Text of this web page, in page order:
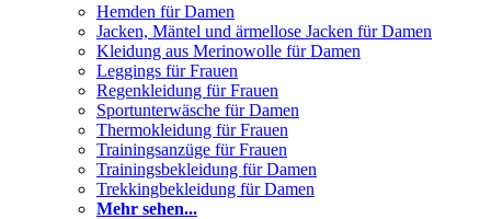
Hemden für Damen
Jacken, Mäntel und ärmellose Jacken für Damen
Kleidung aus Merinowolle für Damen
Leggings für Frauen
Regenkleidung für Frauen
Sportunterwäsche für Damen
Thermokleidung für Frauen
Trainingsanzüge für Frauen
Trainingsbekleidung für Damen
Trekkingbekleidung für Damen
Mehr sehen...